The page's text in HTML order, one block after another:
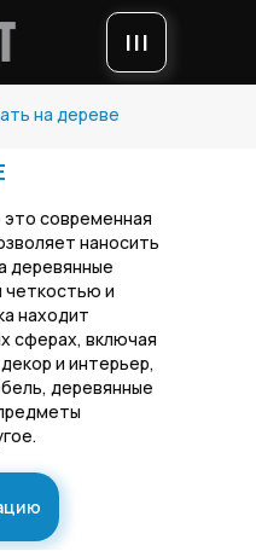
|||
на дереве
современная
наносить
деревянные
четкостью и
находит
сферах, включая
и интерьер,
деревянные